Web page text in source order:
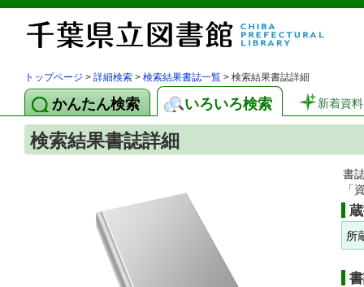
トップページ > 詳細検索 > 検索結果書誌一覧 > 検索結果書誌詳細
かんたん検索 いろいろ検索 新着資料
検索結果書誌詳細
書
「
所